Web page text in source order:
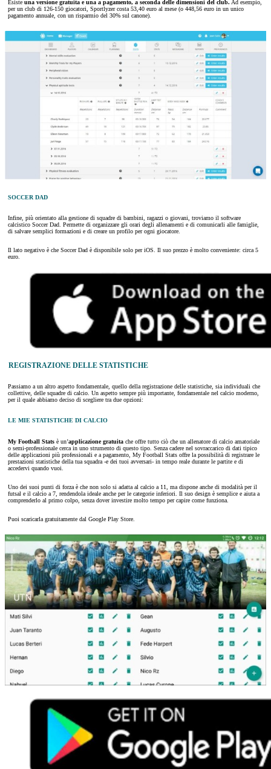
Esiste una versione gratuita e una a pagamento, a seconda delle dimensioni del club. Ad esempio,
per un club di 126-150 giocatori, Sportlyzer costa 53,40 euro al mese (o 448,56 euro in un unico
pagamento annuale, con un risparmio del 30% sul canone).
SOCCER DAD
Infine, più orientato alla gestione di squadre di bambini, ragazzi o giovani, troviamo il software
calcistico Soccer Dad. Permette di organizzare gli orari degli allenamenti e di comunicarli alle famiglie,
di salvare semplici formazioni e di creare un profilo per ogni giocatore.
Il lato negativo è che Soccer Dad è disponibile solo per iOS. Il suo prezzo è molto conveniente: circa 5
euro.
REGISTRAZIONE DELLE STATISTICHE
Passiamo a un altro aspetto fondamentale, quello della registrazione delle statistiche, sia individuali che
collettive, delle squadre di calcio. Un aspetto sempre più importante, fondamentale nel calcio moderno,
per il quale abbiamo deciso di scegliere tra due opzioni:
LE MIE STATISTICHE DI CALCIO
My Football Stats è un’applicazione gratuita che offre tutto ciò che un allenatore di calcio amatoriale
o semi-professionale cerca in uno strumento di questo tipo. Senza cadere nel sovraccarico di dati tipico
delle applicazioni più professionali e a pagamento, My Football Stats offre la possibilità di registrare le
prestazioni statistiche della tua squadra -e dei tuoi avversari- in tempo reale durante le partite e di
accedervi quando vuoi.
Uno dei suoi punti di forza è che non solo si adatta al calcio a 11, ma dispone anche di modalità per il
futsal e il calcio a 7, rendendola ideale anche per le categorie inferiori. Il suo design è semplice e aiuta a
comprenderlo al primo colpo, senza dover investire molto tempo per capire come funziona.
Puoi scaricarla gratuitamente dal Google Play Store.